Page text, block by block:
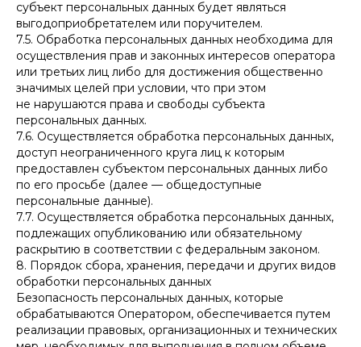
субъект персональных данных будет являться
выгодоприобретателем или поручителем.
7.5. Обработка персональных данных необходима для
осуществления прав и законных интересов оператора
или третьих лиц либо для достижения общественно
значимых целей при условии, что при этом
не нарушаются права и свободы субъекта
персональных данных.
7.6. Осуществляется обработка персональных данных,
доступ неограниченного круга лиц к которым
предоставлен субъектом персональных данных либо
по его просьбе (далее — общедоступные
персональные данные).
7.7. Осуществляется обработка персональных данных,
подлежащих опубликованию или обязательному
раскрытию в соответствии с федеральным законом.
8. Порядок сбора, хранения, передачи и других видов
обработки персональных данных
Безопасность персональных данных, которые
обрабатываются Оператором, обеспечивается путем
реализации правовых, организационных и технических